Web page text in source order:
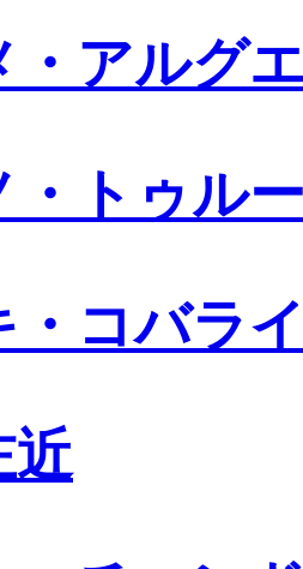
・アルグ
・トゥル
・コバラ
近